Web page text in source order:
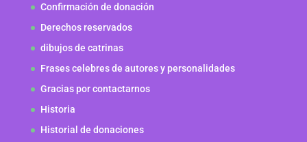
Confirmación de donación
Derechos reservados
dibujos de catrinas
Frases celebres de autores y personalidades
Gracias por contactarnos
Historia
Historial de donaciones